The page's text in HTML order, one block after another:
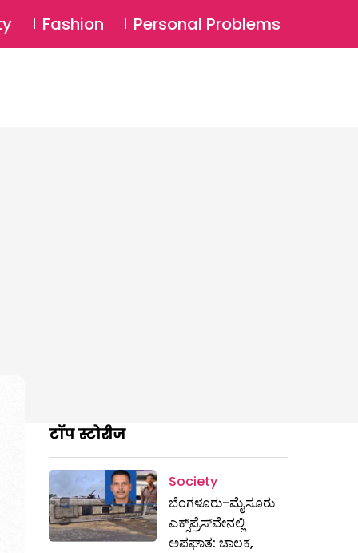
Login ⚲
Fashion Personal Problems
टॉप स्टोरीज
Society
ಬೆಂಗಳೂರು-ಮೈಸೂರು
ಎಕ್ಸ್​ಪ್ರೆಸ್‌ವೇನಲ್ಲಿ
ಅಪಘಾತ: ಚಾಲಕ,